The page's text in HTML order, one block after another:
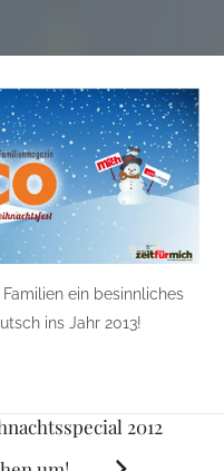
ein besinnliches
ins Jahr 2013!
2012